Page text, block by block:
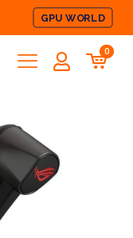
GPU WORLD
0